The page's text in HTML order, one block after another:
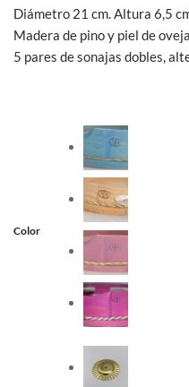
Diámetro 21 cm. Altura 6,5
Madera de pino y piel de
5 pares de sonajas dobles,
Color